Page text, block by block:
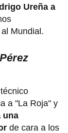
Ureña a
Mundial.
a "La Roja" y
una
de cara a los